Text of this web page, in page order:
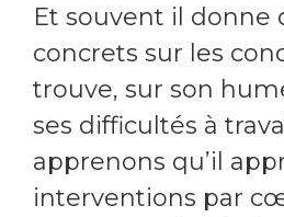
Et souvent il donne
concrets sur les
trouve, sur son
ses difficultés à
apprenons qu’il
interventions par